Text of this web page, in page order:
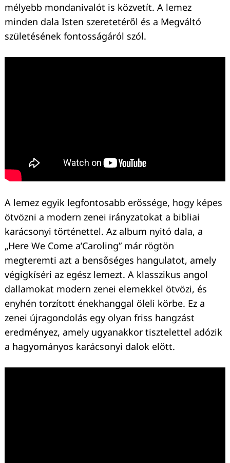
mélyebb mondanivalót is közvetít. A lemez
minden dala Isten szeretetéről és a Megváltó
születésének fontosságáról szól.
A lemez egyik legfontosabb erőssége, hogy képes
ötvözni a modern zenei irányzatokat a bibliai
karácsonyi történettel. Az album nyitó dala, a
„Here We Come a’Caroling” már rögtön
megteremti azt a bensőséges hangulatot, amely
végigkíséri az egész lemezt. A klasszikus angol
dallamokat modern zenei elemekkel ötvözi, és
enyhén torzított énekhanggal öleli körbe. Ez a
zenei újragondolás egy olyan friss hangzást
eredményez, amely ugyanakkor tisztelettel adózik
a hagyományos karácsonyi dalok előtt.